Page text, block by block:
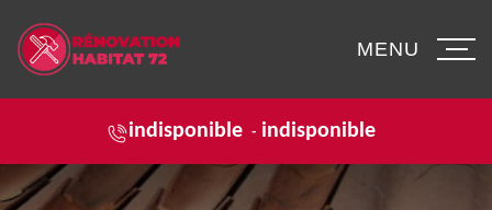
indisponible - indisponible
MENU